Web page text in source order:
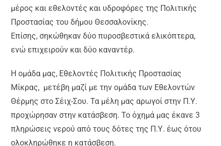
μέρος και εθελοντές και υδροφόρες της Πολιτικής
Προστασίας του δήμου Θεσσαλονίκης.
Επίσης, σηκώθηκαν δύο πυροσβεστικά ελικόπτερα,
ενώ επιχειρούν και δύο καναντέρ.
Η ομάδα μας, Εθελοντές Πολιτικής Προστασίας
Μίκρας, μετέβη μαζί με την ομάδα των Εθελοντών
Θέρμης στο Σέιχ-Σου. Τα μέλη μας αρωγοί στην Π.Υ.
προχώρησαν στην κατάσβεση. Το όχημά μας έκανε 3
πληρώσεις νερού από τους δότες της Π.Υ. έως ότου
ολοκληρώθηκε η κατάσβεση.